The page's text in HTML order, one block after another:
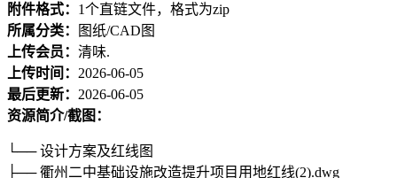
附件格式： 1个直链文件，格式为zip
所属分类：
图纸/CAD图
上传会员： 清味.
上传时间： 2026-06-05
最后更新： 2026-06-05
资源简介/截图：
└── 设计方案及红线图
├── 衢州二中基础设施改造提升项目用地红线(2).dwg